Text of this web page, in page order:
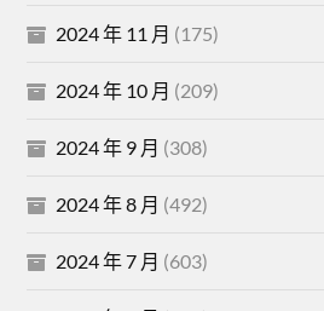
2024 年 11 月 (175)
2024 年 10 月 (209)
2024 年 9 月 (308)
2024 年 8 月 (492)
2024 年 7 月 (603)